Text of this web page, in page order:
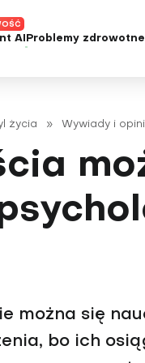
AI Problemy zdrowotne
Alergie
Autyzm
Borelioza
Choroba Parkinsona
Choroby jelit
Prawa
życia » Wywiady i
można się
bo ich